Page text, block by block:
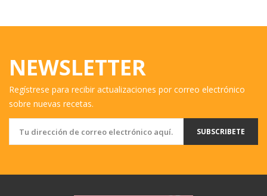
NEWSLETTER
Regístrese para recibir actualizaciones por correo electrónico
sobre nuevas recetas.
SUBSCRIBETE